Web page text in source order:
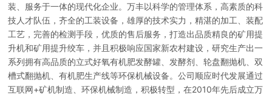
装、服务于一体的现代化企业。万丰以科学的管理体系，高素质的科
技人才队伍，齐全的工装设备，雄厚的技术实力，精湛的加工、装配
工艺，完善的检测手段，优质的售后服务，打造出品质精良的矿用提
升机和矿用提升绞车，并且积极响应国家新农村建设，研究生产出一
系列拥有高品质的立式好氧有机肥发酵罐、发酵剂、轮盘翻抛机、双
槽式翻抛机、有机肥生产线等环保机械设备。公司顺应时代发展通过
互联网+矿机制造、环保机械制造，积极转型，在2010年先后成立万